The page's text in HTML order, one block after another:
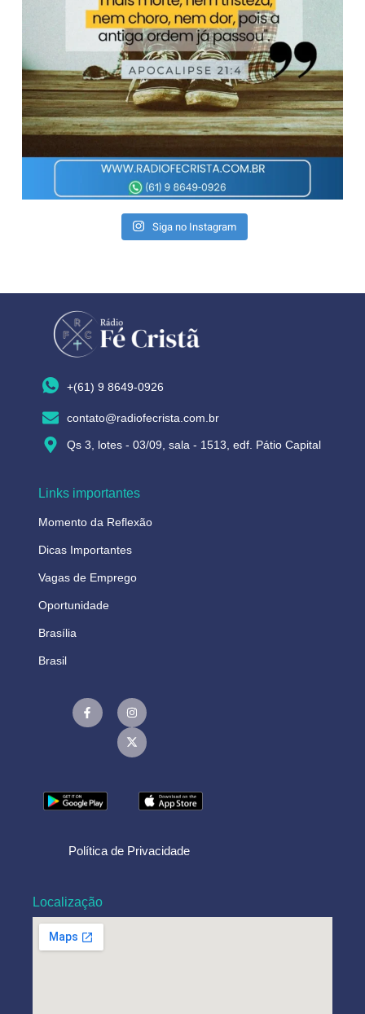
Siga no Instagram
+(61) 9 8649-0926
contato@radiofecrista.com.br
Qs 3, lotes - 03/09, sala - 1513, edf. Pátio Capital
Links importantes
Momento da Reflexão
Dicas Importantes
Vagas de Emprego
Oportunidade
Brasília
Brasil
Política de Privacidade
Localização